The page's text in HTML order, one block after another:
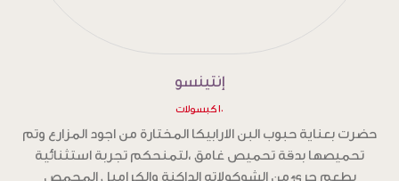
إنتينسو
١٠ كبسولات
حضرت بعناية حبوب البن الارابيكا المختارة من اجود المزارع وتم
تحميصها بدقة تحميص غامق ،لتمنحكم تجربة استثنائية
بطعم جرئ من الشوكولاته الداكنة والكراميل المحمص